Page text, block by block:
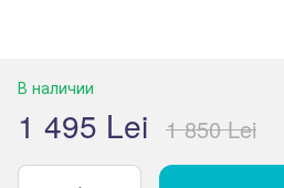
В наличии
1 495 Lei 1 850 Lei